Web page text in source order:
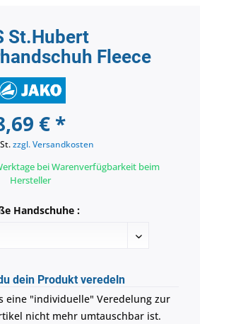
St.Hubert
Fleece
€ *
zzgl. Versandkosten
bei Warenverfügbarkeit beim
Hersteller
Handschuhe :
dein Produkt veredeln
eine "individuelle" Veredelung zur
nicht mehr umtauschbar ist.